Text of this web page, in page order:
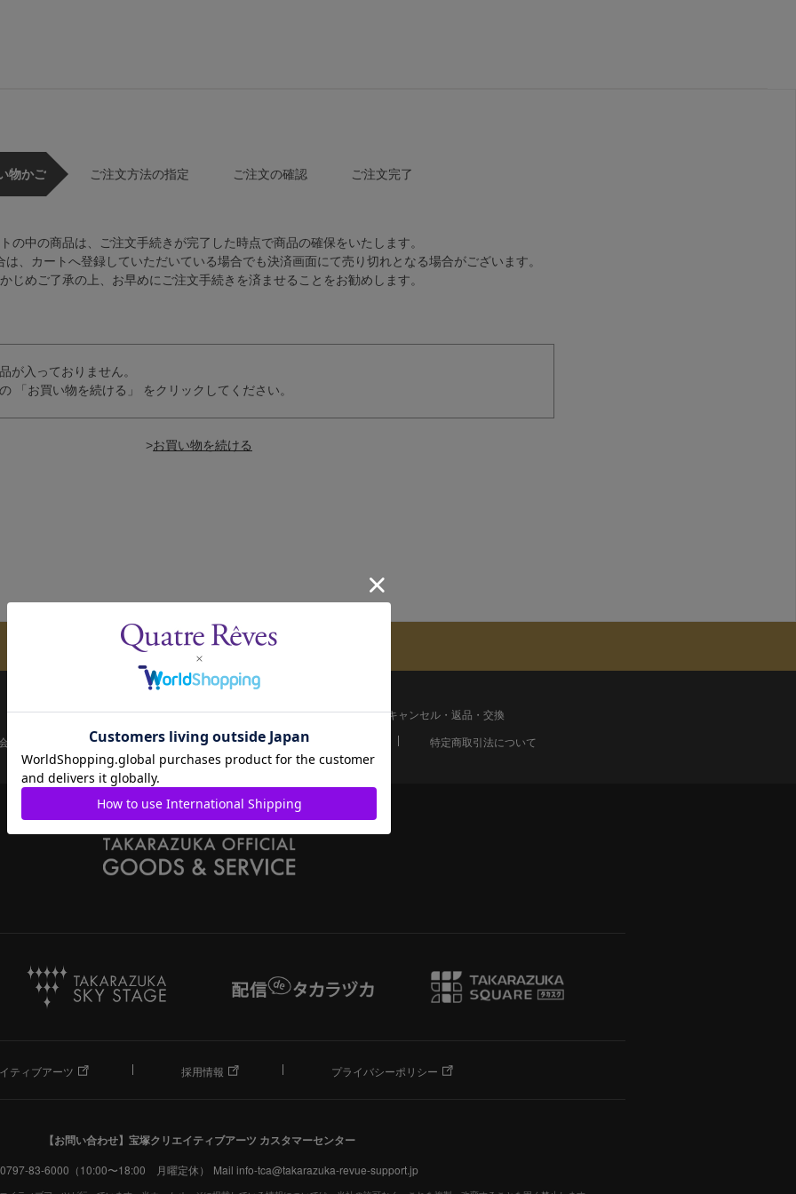
物かご ご注文方法の指定 ご注文の確認 ご注文完了
の中の商品は、ご注文手続きが完了した時点で商品の確保をいたします。
、カートへ登録していただいている場合でも決済画面にて売り切れとなる場合がございます。
じめご了承の上、お早めにご注文手続きを済ませることをお勧めします。
が入っておりません。
「お買い物を続ける」 をクリックしてください。
>
メールマガジンのご案内
配送について お支払い方法 決済について
キャンセル・返品・交換
員ページ 宝塚歌劇共通ID新規会員登録 特定商取引法について
ティブアーツ 採用情報 プライバシーポリシー
【お問い合わせ】 宝塚クリエイティブアーツ カスタマーセンター
83-6000（10:00〜18:00 月曜定休） Mail info-tca@takarazuka-revue-support.jp